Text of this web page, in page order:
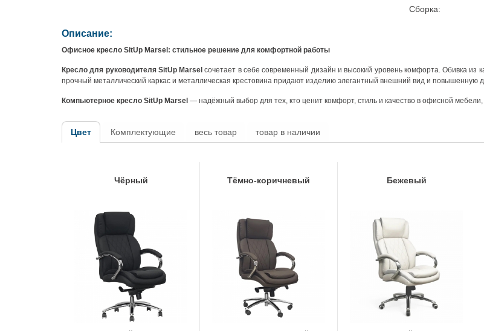
Сборка:
Описание:
Офисное кресло SitUp Marsel: стильное решение для комфортной работы
Кресло для руководителя SitUp Marsel сочетает в себе современный дизайн и высокий уровень комфорта. Обивка
прочный металлический каркас и металлическая крестовина придают изделию элегантный внешний вид и повышенную
Компьютерное кресло SitUp Marsel — надёжный выбор для тех, кто ценит комфорт, стиль и качество в офисной
Цвет Комплектующие весь товар товар в наличии
Чёрный Тёмно-коричневый Бежевый